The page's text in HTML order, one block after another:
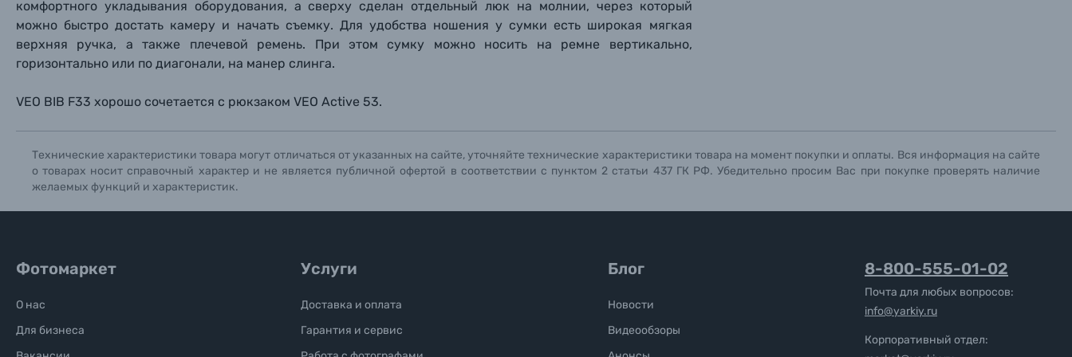
Отправить вопрос
Отправить вопрос
Книги о фотографии, альбомы известных фотографов
Солнцезащитные очки
Б/У фототехника (Комиссионные товары)
комфортного укладывания оборудования, а сверху сделан отдельный люк на молнии, через который
можно быстро достать камеру и начать съемку. Для удобства ношения у сумки есть широкая мягкая
верхняя ручка, а также плечевой ремень. При этом сумку можно носить на ремне вертикально,
горизонтально или по диагонали, на манер слинга.
VEO BIB F33 хорошо сочетается с рюкзаком VEO Active 53.
Технические характеристики товара могут отличаться от указанных на сайте, уточняйте технические характеристики товара на момент покупки и оплаты. Вся информация на сайте
о товарах носит справочный характер и не является публичной офертой в соответствии с пунктом 2 статьи 437 ГК РФ. Убедительно просим Вас при покупке проверять наличие
желаемых функций и характеристик.
Отправить вопрос
Фотомаркет
О нас
Для бизнеса
Услуги
Доставка и оплата
Гарантия и сервис
Блог
Новости
Видеообзоры
8-800-555-01-02
Почта для любых вопросов:
info@yarkiy.ru
Корпоративный отдел: